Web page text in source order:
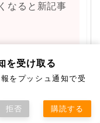
なると新記事
る
を受け取る
をプッシュ通知で受
拒否 購読する